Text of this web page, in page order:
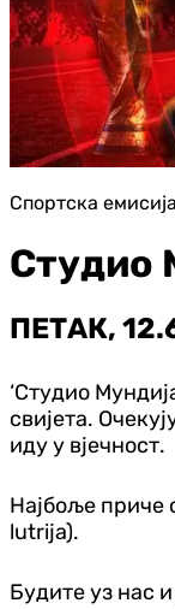
Спортска емисија
Студио
ПЕТАК,
‘Студио
свијета.
иду у вјечност.
Најбоље приче
lutrija).
Будите уз нас